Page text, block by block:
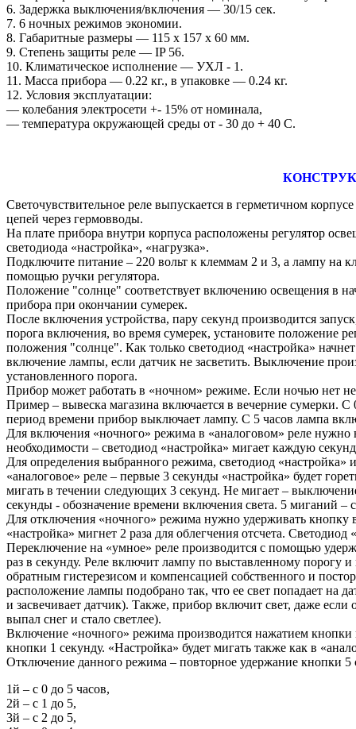
6. Задержка выключения/включения ― 30/15 сек.
7. 6 ночных режимов экономии.
8. Габаритные размеры ― 115 х 157 х 60 мм.
9. Степень защиты реле ― IP 56.
10. Климатическое исполнение ― УХЛ - 1.
11. Масса прибора ― 0.22 кг., в упаковке ― 0.24 кг.
12. Условия эксплуатации:
― колебания электросети +- 15% от номинала,
― температура окружающей среды от - 30 до + 40 С.
Светочувствительное реле выпускается в герметичном
цепей через гермовводы.
На плате прибора внутри корпуса расположены регулятор
светодиода «настройка», «нагрузка».
Подключите питание – 220 вольт к клеммам 2 и 3, а лампу на
помощью ручки регулятора.
Положение "солнце" соответствует включению освещения в
прибора при окончании сумерек.
После включения устройства, пару секунд производится
порога включения, во время сумерек, установите положение
положения "солнце". Как только светодиод «настройка»
включение лампы, если датчик не засветить. Выключение
установленного порога.
Прибор может работать в «ночном» режиме. Если ночью нет
Пример – вывеска магазина включается в вечерние сумерки.
период времени прибор выключает лампу. С 5 часов лампа
Для включения «ночного» режима в «аналоговом» реле
необходимости – светодиод «настройка» мигает каждую
Для определения выбранного режима, светодиод
«аналоговое» реле – первые 3 секунды «настройка» будет
мигать в течении следующих 3 секунд. Не мигает –
секунды - обозначение времени включения света. 5 миганий –
Для отключения «ночного» режима нужно удерживать кнопку
«настройка» мигнет 2 раза для облегчения отсчета. Светодиод
Переключение на «умное» реле производится с помощью
раз в секунду. Реле включит лампу по выставленному порогу
обратным гистерезисом и компенсацией собственного и
расположение лампы подобрано так, что ее свет попадает на
и засвечивает датчик). Также, прибор включит свет, даже
выпал снег и стало светлее).
Включение «ночного» режима производится нажатием
кнопки 1 секунду. «Настройка» будет мигать также как в
Отключение данного режима – повторное удержание кнопки 5
1й – с 0 до 5 часов,
2й – с 1 до 5,
3й – с 2 до 5,